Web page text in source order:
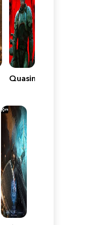
Quasimorph